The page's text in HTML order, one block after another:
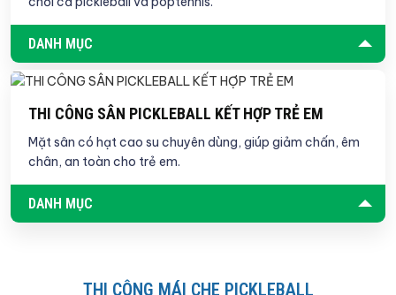
DANH MỤC
THI CÔNG SÂN PICKLEBALL KẾT HỢP TRẺ EM
Mặt sân có hạt cao su chuyên dùng, giúp giảm chấn, êm
chân, an toàn cho trẻ em.
DANH MỤC
THI CÔNG MÁI CHE PICKLEBALL